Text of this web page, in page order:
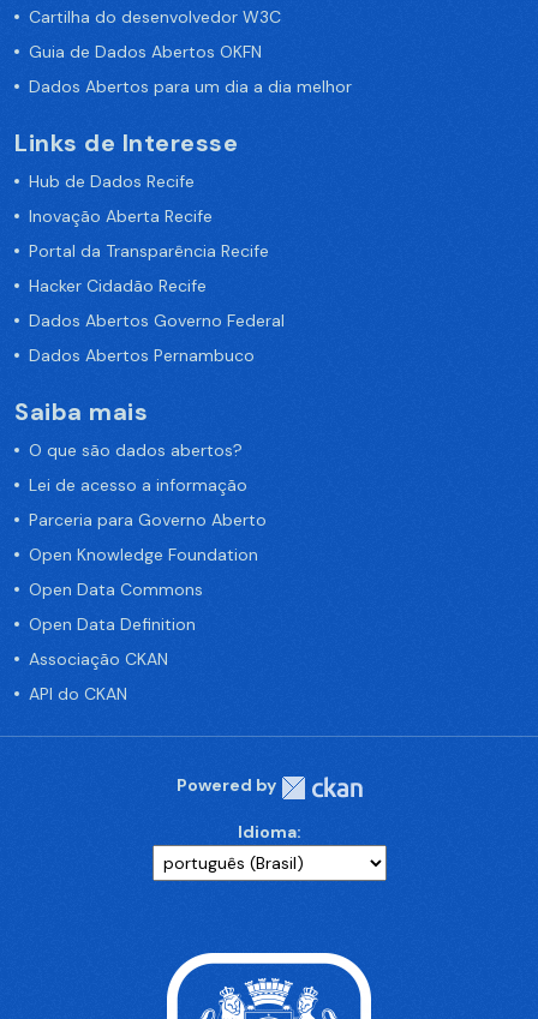
Cartilha do desenvolvedor W3C
Guia de Dados Abertos OKFN
Dados Abertos para um dia a dia melhor
Links de Interesse
Hub de Dados Recife
Inovação Aberta Recife
Portal da Transparência Recife
Hacker Cidadão Recife
Dados Abertos Governo Federal
Dados Abertos Pernambuco
Saiba mais
O que são dados abertos?
Lei de acesso a informação
Parceria para Governo Aberto
Open Knowledge Foundation
Open Data Commons
Open Data Definition
Associação CKAN
API do CKAN
Powered by
Idioma